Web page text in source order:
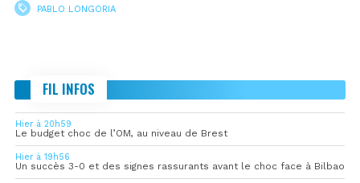
PABLO LONGORIA
FIL INFOS
Hier à 20h59
Le budget choc de l’OM, au niveau de Brest
Hier à 19h56
Un succès 3-0 et des signes rassurants avant le choc face à Bilbao